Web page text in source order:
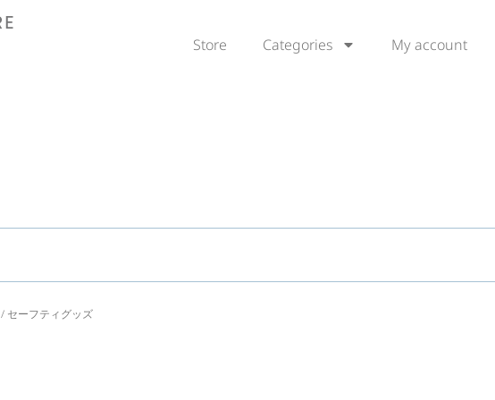
Store Categories My account
/ セーフティグッズ